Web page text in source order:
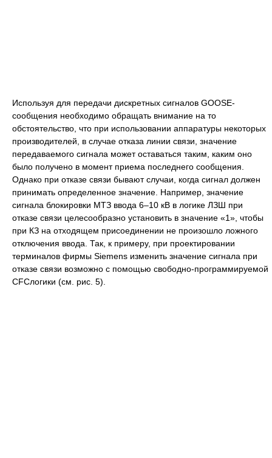
Используя для передачи дискретных сигналов GOOSE-
сообщения необходимо обращать внимание на то
обстоятельство, что при использовании аппаратуры некоторых
производителей, в случае отказа линии связи, значение
передаваемого сигнала может оставаться таким, каким оно
было получено в момент приема последнего сообщения.
Однако при отказе связи бывают случаи, когда сигнал должен
принимать определенное значение. Например, значение
сигнала блокировки МТЗ ввода 6–10 кВ в логике ЛЗШ при
отказе связи целесообразно установить в значение «1», чтобы
при КЗ на отходящем присоединении не произошло ложного
отключения ввода. Так, к примеру, при проектировании
терминалов фирмы Siemens изменить значение сигнала при
отказе связи возможно с помощью свободно-программируемой
CFCлогики (см. рис. 5).